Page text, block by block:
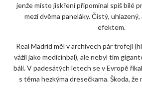
jenže místo jiskření připomínal spíš bílé
mezi dvěma paneláky. Čistý,
efektem.
Real Madrid měl v archivech pár trofejí
vážil jako medicinbal), ale nebyl tím
báli. V padesátých letech se v Evropě
s těma hezkýma dresečkama. Škoda, že